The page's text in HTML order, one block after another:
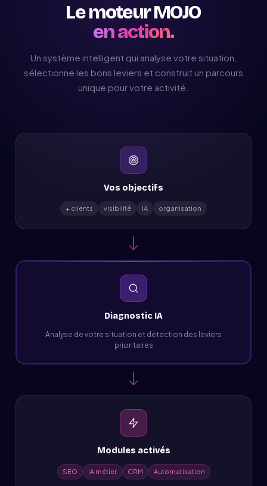
Le moteur MOJO
en action.
Un système intelligent qui analyse votre situation,
sélectionne les bons leviers et construit un parcours
unique pour votre activité.
Vos objectifs
+ clients visibilité IA organisation
Diagnostic IA
Analyse de votre situation et détection des leviers
prioritaires
Modules activés
SEO IA métier CRM Automatisation